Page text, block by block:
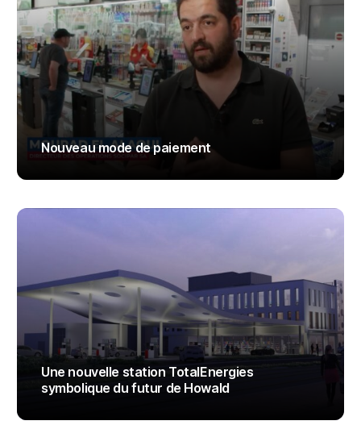
Nouveau mode de paiement
Une nouvelle station TotalEnergies
symbolique du futur de Howald